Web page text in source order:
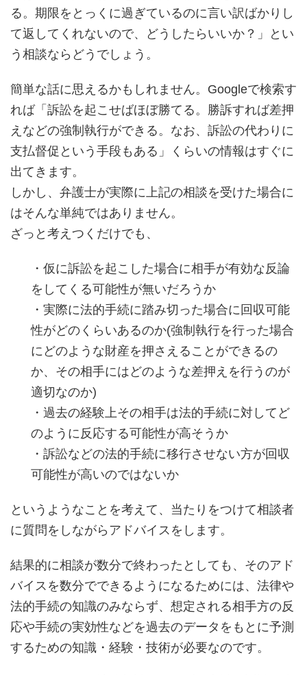
る。期限をとっくに過ぎているのに言い訳ばかりし
て返してくれないので、どうしたらいいか？」とい
う相談ならどうでしょう。
簡単な話に思えるかもしれません。Googleで検索す
れば「訴訟を起こせばほぼ勝てる。勝訴すれば差押
えなどの強制執行ができる。なお、訴訟の代わりに
支払督促という手段もある」くらいの情報はすぐに
出てきます。
しかし、弁護士が実際に上記の相談を受けた場合に
はそんな単純ではありません。
ざっと考えつくだけでも、
・仮に訴訟を起こした場合に相手が有効な反論
をしてくる可能性が無いだろうか
・実際に法的手続に踏み切った場合に回収可能
性がどのくらいあるのか(強制執行を行った場合
にどのような財産を押さえることができるの
か、その相手にはどのような差押えを行うのが
適切なのか)
・過去の経験上その相手は法的手続に対してど
のように反応する可能性が高そうか
・訴訟などの法的手続に移行させない方が回収
可能性が高いのではないか
というようなことを考えて、当たりをつけて相談者
に質問をしながらアドバイスをします。
結果的に相談が数分で終わったとしても、そのアド
バイスを数分でできるようになるためには、法律や
法的手続の知識のみならず、想定される相手方の反
応や手続の実効性などを過去のデータをもとに予測
するための知識・経験・技術が必要なのです。